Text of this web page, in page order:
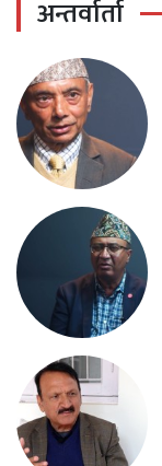
अन्तर्वार्ता